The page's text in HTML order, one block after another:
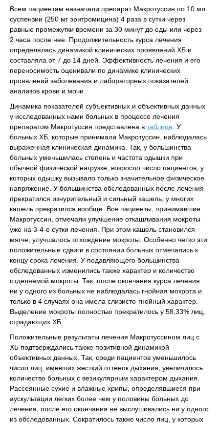
Всем пациентам назначали препарат Макротуссин по 10 мл
суспензии (250 мг эритромицина) 4 раза в сутки через
равные промежутки времени за 30 минут до еды или через
2 часа после нее. Продолжительность курса лечения
определялась динамикой клинических проявлений ХБ и
составляла от 7 до 14 дней. Эффективность лечения и его
переносимость оценивали по динамике клинических
проявлений заболевания и лабораторных показателей
анализов крови и мочи.
Динамика показателей субъективных и объективных данных
у исследованных нами больных в процессе лечения
препаратом Макротуссин представлена в таблице . У
больных ХБ, которые принимали Макротуссин, наблюдалась
выраженная клиническая динамика. Так, у большинства
больных уменьшилась степень и частота одышки при
обычной физической нагрузке; возросло число пациентов, у
которых одышку вызывало только значительное физическое
напряжение. У большинства обследованных после лечения
прекратился изнурительный и сильный кашель, у многих
кашель прекратился вообще. Все пациенты, принимавшие
Макротуссин, отмечали улучшение откашливания мокроты
уже на 3-4-е сутки лечения. При этом кашель становился
мягче, улучшалось отхождение мокроты. Особенно четко эти
положительные сдвиги в состоянии больных отмечались к
концу срока лечения. У подавляющего большинства
обследованных изменились также характер и количество
отделяемой мокроты. Так, после окончания курса лечения
ни у одного из больных не наблюдалась гнойная мокрота и
только в 4 случаях она имела слизисто-гнойный характер.
Выделение мокроты полностью прекратилось у 58,33% лиц,
страдающих ХБ.
Положительные результаты лечения Макротуссином лиц с
ХБ подтверждались также позитивной динамикой
объективных данных. Так, среди пациентов уменьшилось
число лиц, имевших жесткий оттенок дыхания, увеличилось
количество больных с везикулярным характером дыхания.
Рассеянные сухие и влажные хрипы, определявшиеся при
аускультации легких более чем у половины больных до
лечения, после его окончания не выслушивались ни у одного
из обследованных. Сократилось также число лиц, у которых